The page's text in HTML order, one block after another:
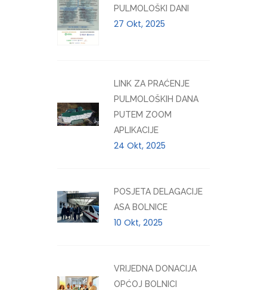
PULMOLOŠKI DANI
27 Okt, 2025
LINK ZA PRAĆENJE
PULMOLOŠKIH DANA
PUTEM ZOOM
APLIKACIJE
24 Okt, 2025
POSJETA DELAGACIJE
ASA BOLNICE
10 Okt, 2025
VRIJEDNA DONACIJA
OPĆOJ BOLNICI